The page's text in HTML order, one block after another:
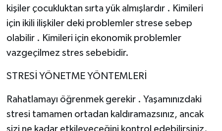
kişiler çocukluktan sırta yük almışlardır . Kimileri
için ikili ilişkiler deki problemler strese sebep
olabilir . Kimileri için ekonomik problemler
vazgeçilmez stres sebebidir.
STRESİ YÖNETME YÖNTEMLERİ
Rahatlamayı öğrenmek gerekir . Yaşamınızdaki
stresi tamamen ortadan kaldıramazsınız, ancak
sizi ne kadar etkileyeceğini kontrol edebilirsiniz.